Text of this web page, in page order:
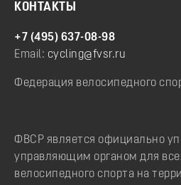
КОНТАКТЫ
+7 (495) 637-08-98
Email: cycling@fvsr.ru
Федерация велосипедного
ФВСР является официально
управляющим органом для
велосипедного спорта на